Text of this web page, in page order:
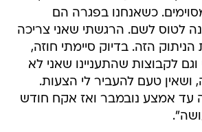
כשאנחנו בפגרה הם
לטוס לשם. הרגשתי שאני צריכה
הזה. בדיוק סיימתי חוזה,
לקבוצות שהתעניינו שאני לא
טעם להעביר לי הצעות.
עד אמצע נובמבר ואז אקח חודש